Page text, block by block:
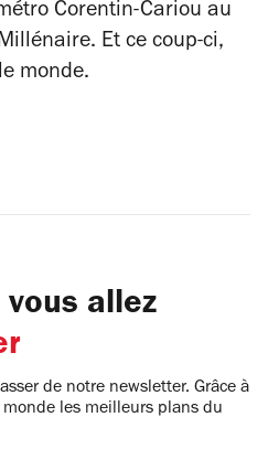
Corentin-Cariou au
Et ce coup-ci,
monde.
allez
de notre newsletter. Grâce à
les meilleurs plans du